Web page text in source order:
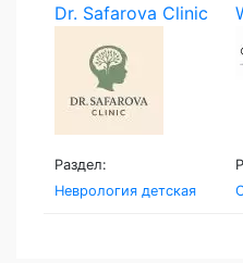
Dr. Safarova Clinic
Раздел:
Неврология детская